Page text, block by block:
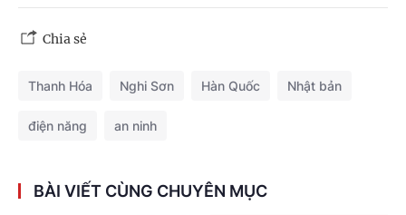
Chia sẻ
Thanh Hóa Nghi Sơn Hàn Quốc Nhật bản
điện năng an ninh
BÀI VIẾT CÙNG CHUYÊN MỤC